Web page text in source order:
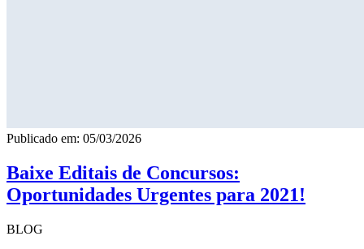
Publicado em: 05/03/2026
Baixe Editais de Concursos:
Oportunidades Urgentes para 2021!
BLOG